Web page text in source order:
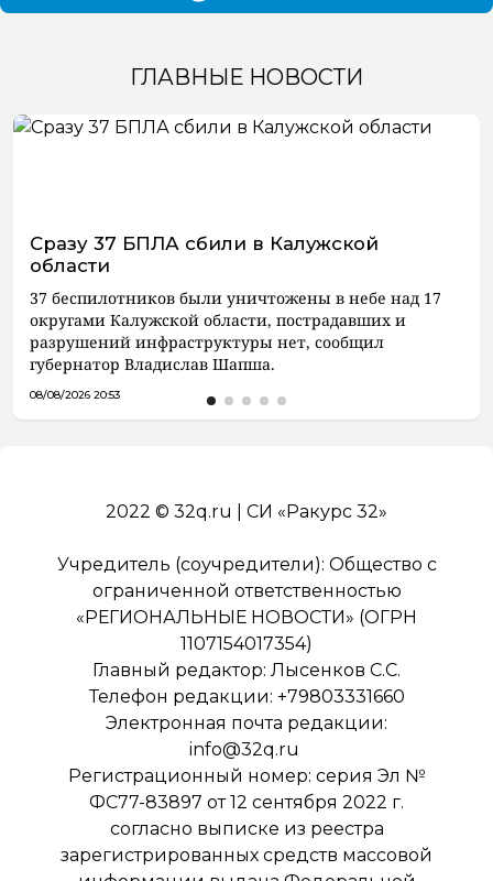
ГЛАВНЫЕ НОВОСТИ
Сразу 37 БПЛА сбили в Калужской
области
37 беспилотников были уничтожены в небе над 17
округами Калужской области, пострадавших и
разрушений инфраструктуры нет, сообщил
губернатор Владислав Шапша.
08/08/2026 20:53
2022 © 32q.ru | СИ «Ракурс 32»
Учредитель (соучредители): Общество с
ограниченной ответственностью
«РЕГИОНАЛЬНЫЕ НОВОСТИ» (ОГРН
1107154017354)
Главный редактор: Лысенков С.С.
Телефон редакции: +79803331660
Электронная почта редакции:
info@32q.ru
Регистрационный номер: серия Эл №
ФС77-83897 от 12 сентября 2022 г.
согласно выписке из реестра
зарегистрированных средств массовой